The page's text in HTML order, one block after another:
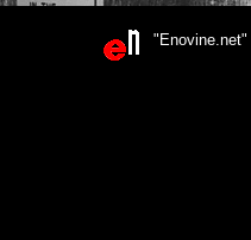
"Enovine.net"